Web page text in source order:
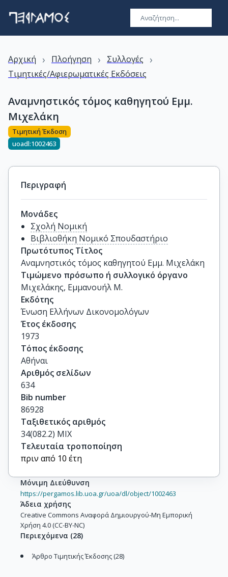
Αρχική › Πλοήγηση › Συλλογές ›
Τιμητικές/Αφιερωματικές Εκδόσεις
Αναμνηστικός τόμος καθηγητού Εμμ.
Μιχελάκη
Τιμητική Έκδοση
uoadl:1002463
Περιγραφή
Μονάδες
Σχολή Νομική
Βιβλιοθήκη Νομικό Σπουδαστήριο
Πρωτότυπος Τίτλος
Αναμνηστικός τόμος καθηγητού Εμμ. Μιχελάκη
Τιμώμενο πρόσωπο ή συλλογικό όργανο
Μιχελάκης, Εμμανουήλ Μ.
Εκδότης
Ένωση Ελλήνων Δικονομολόγων
Έτος έκδοσης
1973
Τόπος έκδοσης
Αθήναι
Αριθμός σελίδων
634
Bib number
86928
Ταξιθετικός αριθμός
34(082.2) ΜΙΧ
Τελευταία τροποποίηση
πριν από 10 έτη
Μόνιμη Διεύθυνση
https://pergamos.lib.uoa.gr/uoa/dl/object/1002463
Άδεια χρήσης
Creative Commons Αναφορά Δημιουργού-Μη Εμπορική
Χρήση 4.0 (CC-BY-NC)
Περιεχόμενα (28)
Άρθρο Τιμητικής Έκδοσης (28)